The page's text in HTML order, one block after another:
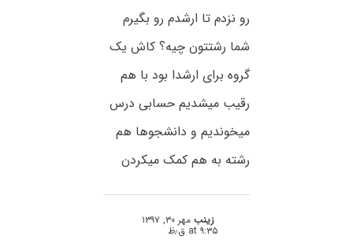
رو نزدم تا ارشدم رو بگیرم
شما رشتتون چیه؟ کاش یک
گروه برای ارشدا بود با هم
رقیب میشدیم حسابی درس
میخوندیم و دانشجوها هم
رشته به هم کمک میکردن
زینب مهر ۳۰, ۱۳۹۷
at ۹:۳۵ ق٫ظ